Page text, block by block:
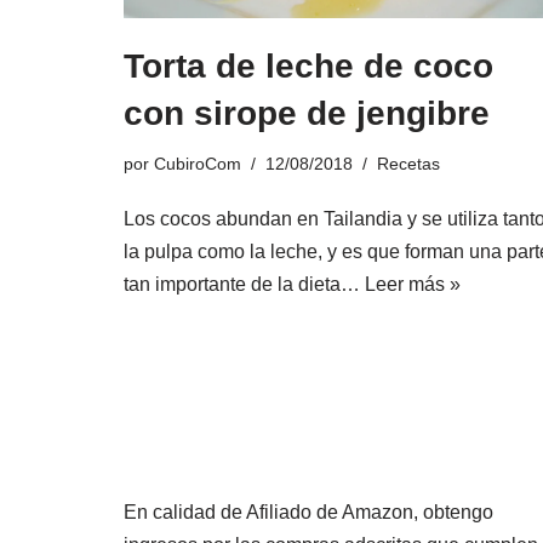
Torta de leche de coco
con sirope de jengibre
por CubiroCom 12/08/2018 Recetas
Los cocos abundan en Tailandia y se utiliza
la pulpa como la leche, y es que forman una
tan importante de la dieta… Leer más »
En calidad de Afiliado de Amazon, obtengo